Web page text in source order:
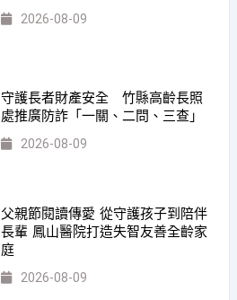
2026-08-09
守護長者財產安全 竹縣高齡長照
處推廣防詐「一關、二問、三查」
2026-08-09
父親節閱讀傳愛 從守護孩子到陪伴
長輩 鳳山醫院打造失智友善全齡家
庭
2026-08-09